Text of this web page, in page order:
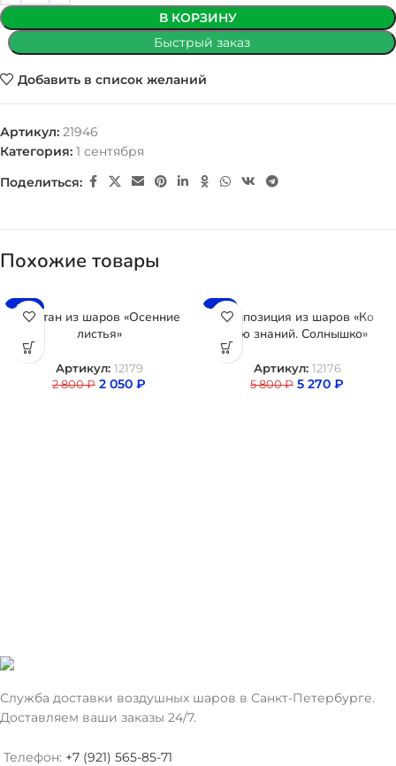
В КОРЗИНУ
Быстрый заказ
Добавить в список желаний
Артикул: 21946
Категория: 1 сентября
Поделиться:
Похожие товары
-27%
Фонтан из шаров «Осенние
листья»
Артикул: 12179
2 800₽ 2 050 ₽
-9%
Композиция из шаров «Ко
дню знаний. Солнышко»
Артикул: 12176
5 800₽ 5 270 ₽
Служба доставки воздушных шаров в Санкт-Петербурге.
Доставляем ваши заказы 24/7.
Телефон: +7 (921) 565-85-71